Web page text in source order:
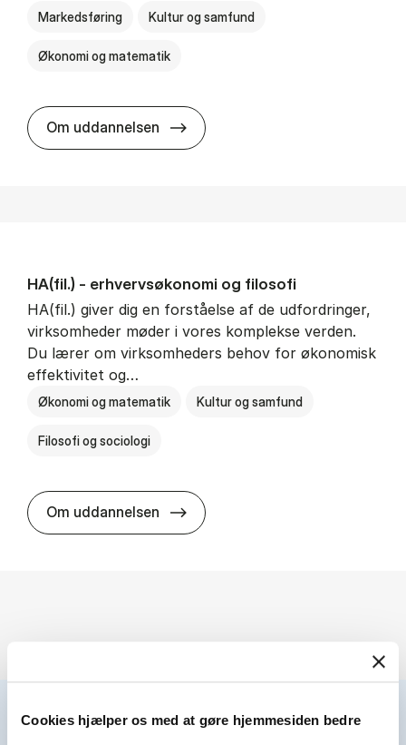
Cookies hjælper os med at gøre hjemmesiden bedre
Markedsføring Kultur og samfund
Økonomi og matematik
Om uddannelsen HA i mar­keds- og kul­tu­r­a­na­ly­se
HA(fil.) - erhvervs­økonomi og fi­lo­so­fi
HA(fil.) giver dig en forståelse af de udfordringer,
virksomheder møder i vores komplekse verden.
Du lærer om virksomheders behov for økonomisk
effektivitet og…
Økonomi og matematik Kultur og samfund
Filosofi og sociologi
Om uddannelsen HA(fil.) - erhvervs­økonomi og